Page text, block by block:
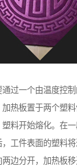
过一个由温度控
热板置于两个塑
料开始熔化。在
工件表面的塑料
边分开，加热板